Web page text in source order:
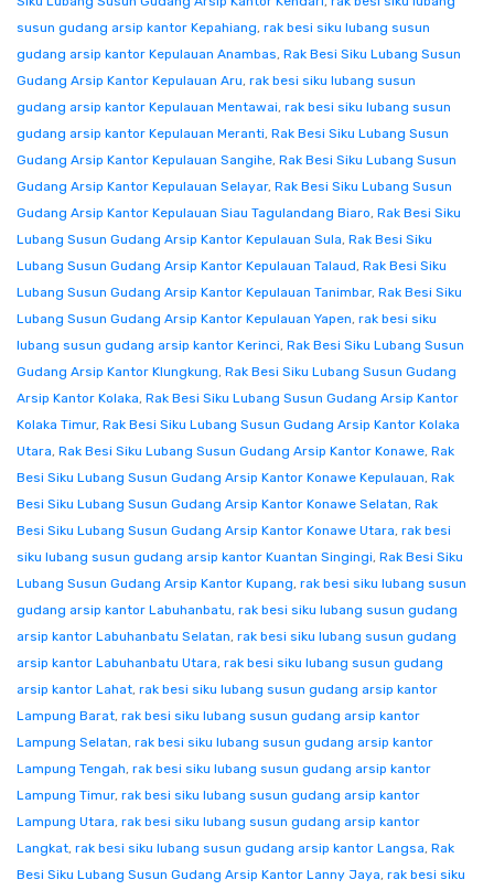
susun gudang arsip kantor Kepahiang, rak besi siku lubang susun
gudang arsip kantor Kepulauan Anambas, Rak Besi Siku Lubang Susun
Gudang Arsip Kantor Kepulauan Aru, rak besi siku lubang susun
gudang arsip kantor Kepulauan Mentawai, rak besi siku lubang susun
gudang arsip kantor Kepulauan Meranti, Rak Besi Siku Lubang Susun
Gudang Arsip Kantor Kepulauan Sangihe, Rak Besi Siku Lubang Susun
Gudang Arsip Kantor Kepulauan Selayar, Rak Besi Siku Lubang Susun
Gudang Arsip Kantor Kepulauan Siau Tagulandang Biaro, Rak Besi Siku
Lubang Susun Gudang Arsip Kantor Kepulauan Sula, Rak Besi Siku
Lubang Susun Gudang Arsip Kantor Kepulauan Talaud, Rak Besi Siku
Lubang Susun Gudang Arsip Kantor Kepulauan Tanimbar, Rak Besi Siku
Lubang Susun Gudang Arsip Kantor Kepulauan Yapen, rak besi siku
lubang susun gudang arsip kantor Kerinci, Rak Besi Siku Lubang Susun
Gudang Arsip Kantor Klungkung, Rak Besi Siku Lubang Susun Gudang
Arsip Kantor Kolaka, Rak Besi Siku Lubang Susun Gudang Arsip Kantor
Kolaka Timur, Rak Besi Siku Lubang Susun Gudang Arsip Kantor Kolaka
Utara, Rak Besi Siku Lubang Susun Gudang Arsip Kantor Konawe, Rak
Besi Siku Lubang Susun Gudang Arsip Kantor Konawe Kepulauan, Rak
Besi Siku Lubang Susun Gudang Arsip Kantor Konawe Selatan, Rak
Besi Siku Lubang Susun Gudang Arsip Kantor Konawe Utara, rak besi
siku lubang susun gudang arsip kantor Kuantan Singingi, Rak Besi Siku
Lubang Susun Gudang Arsip Kantor Kupang, rak besi siku lubang susun
gudang arsip kantor Labuhanbatu, rak besi siku lubang susun gudang
arsip kantor Labuhanbatu Selatan, rak besi siku lubang susun gudang
arsip kantor Labuhanbatu Utara, rak besi siku lubang susun gudang
arsip kantor Lahat, rak besi siku lubang susun gudang arsip kantor
Lampung Barat, rak besi siku lubang susun gudang arsip kantor
Lampung Selatan, rak besi siku lubang susun gudang arsip kantor
Lampung Tengah, rak besi siku lubang susun gudang arsip kantor
Lampung Timur, rak besi siku lubang susun gudang arsip kantor
Lampung Utara, rak besi siku lubang susun gudang arsip kantor
Langkat, rak besi siku lubang susun gudang arsip kantor Langsa, Rak
Besi Siku Lubang Susun Gudang Arsip Kantor Lanny Jaya, rak besi siku